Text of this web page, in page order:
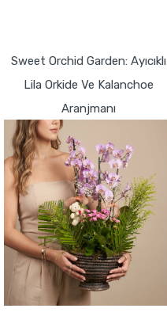
Sweet Orchid Garden: Ayıcıklı
Lila Orkide Ve Kalanchoe
Aranjmanı